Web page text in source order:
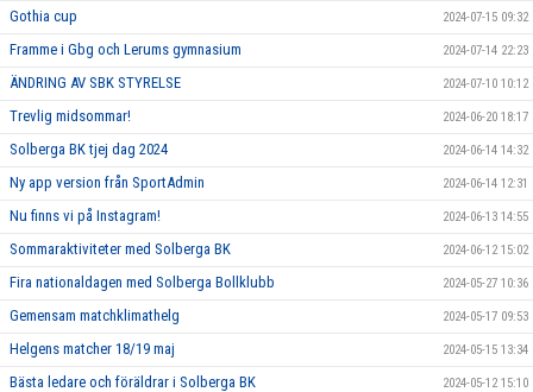
Gothia cup 2024-07-15 09:32
Framme i Gbg och Lerums gymnasium 2024-07-14 22:23
ÄNDRING AV SBK STYRELSE 2024-07-10 10:12
Trevlig midsommar! 2024-06-20 18:17
Solberga BK tjej dag 2024 2024-06-14 14:32
Ny app version från SportAdmin 2024-06-14 12:31
Nu finns vi på Instagram! 2024-06-13 14:55
Sommaraktiviteter med Solberga BK 2024-06-12 15:02
Fira nationaldagen med Solberga Bollklubb 2024-05-27 10:36
Gemensam matchklimathelg 2024-05-17 09:53
Helgens matcher 18/19 maj 2024-05-15 13:34
Bästa ledare och föräldrar i Solberga BK 2024-05-12 15:10